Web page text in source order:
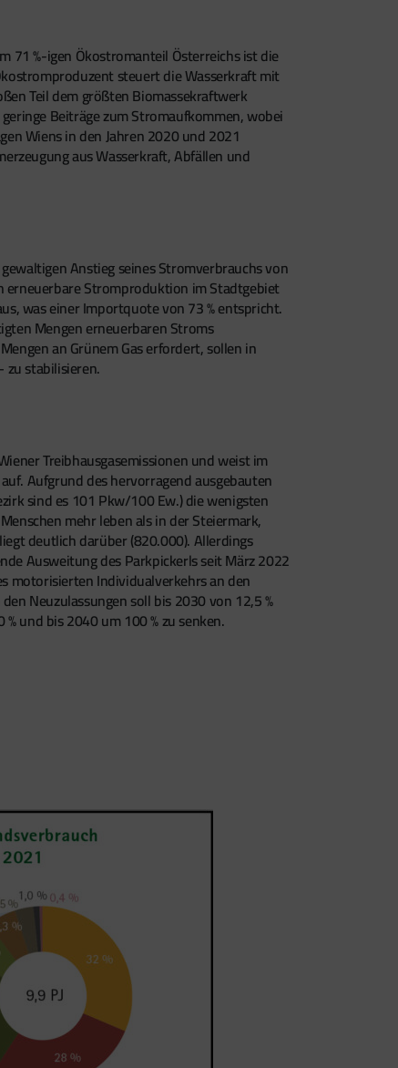
71 %-igen Ökostromanteil Österreichs ist die
steuert die Wasserkraft mit
Teil dem größten Biomassekraftwerk
Beiträge zum Stromaufkommen, wobei
Wiens in den Jahren 2020 und 2021
aus Wasserkraft, Abfällen und
Anstieg seines Stromverbrauchs von
erneuerbare Stromproduktion im Stadtgebiet
was einer Importquote von 73 % entspricht.
Mengen erneuerbaren Stroms
an Grünem Gas erfordert, sollen in
stabilisieren.
Treibhausgasemissionen und weist im
Aufgrund des hervorragend ausgebauten
sind es 101 Pkw/100 Ew.) die wenigsten
mehr leben als in der Steiermark,
deutlich darüber (820.000). Allerdings
Ausweitung des Parkpickerls seit März 2022
motorisierten Individualverkehrs an den
Neuzulassungen soll bis 2030 von 12,5 %
und bis 2040 um 100 % zu senken.